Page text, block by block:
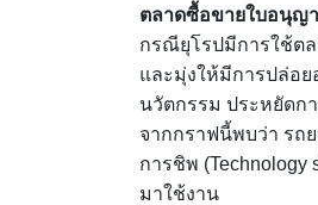
ตลาดซื้อขายใบอนุญ
กรณียุโรปมีการใช้ตล
และมุ่งให้มีการปล่อย
นวัตกรรม ประหยัดก
จากกราฟนี้พบว่า รถ
การชิพ (Technology
มาใช้งาน